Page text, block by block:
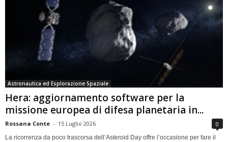
Astronautica ed Esplorazione Spaziale
Hera: aggiornamento software per la
missione europea di difesa planetaria in...
Rossana Conte - 15 Luglio 2026 0
La ricorrenza da poco trascorsa dell’Asteroid Day offre l’occasione per fare il